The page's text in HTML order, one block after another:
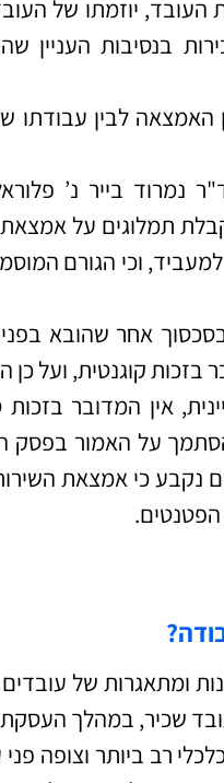
יוזמתו של
בנסיבות העניין
לבין עבודתו
רע"א 3564/12 שבין ד"ר
תמלוגים על אמצאת
וכי הגורם
הוועדה בסכסוך אחר
קוגנטית, ועל כן
אין המדובר
כי אמצאת
הפטנטים.
ומתאגרות של
עובד שכיר, במהלך
רב ביותר וצופה